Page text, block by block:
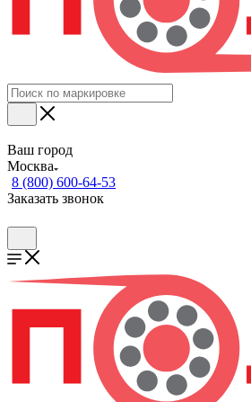
Ваш город
Москва
8 (800) 600-64-53
Заказать звонок